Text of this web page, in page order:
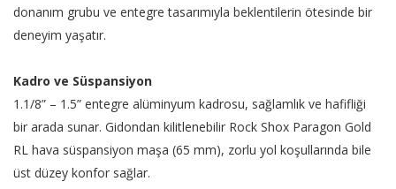
donanım grubu ve entegre tasarımıyla beklentilerin ötesinde bir
deneyim yaşatır.
Kadro ve Süspansiyon
1.1/8” – 1.5” entegre alüminyum kadrosu, sağlamlık ve hafifliği
bir arada sunar. Gidondan kilitlenebilir Rock Shox Paragon Gold
RL hava süspansiyon maşa (65 mm), zorlu yol koşullarında bile
üst düzey konfor sağlar.